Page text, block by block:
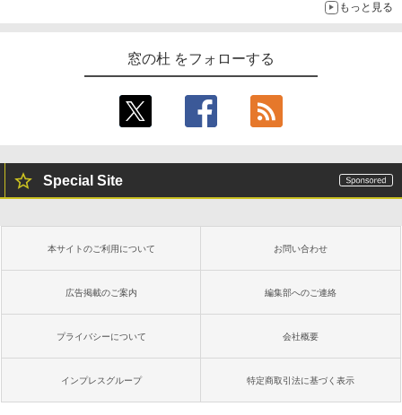
もっと見る
窓の杜 をフォローする
Special Site
本サイトのご利用について お問い合わせ
広告掲載のご案内 編集部へのご連絡
プライバシーについて 会社概要
インプレスグループ 特定商取引法に基づく表示